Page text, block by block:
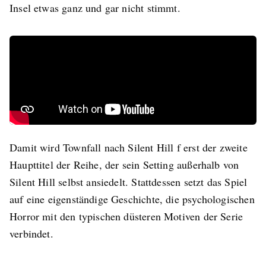
Insel etwas ganz und gar nicht stimmt.
Damit wird Townfall nach Silent Hill f erst der zweite
Haupttitel der Reihe, der sein Setting außerhalb von
Silent Hill selbst ansiedelt. Stattdessen setzt das Spiel
auf eine eigenständige Geschichte, die psychologischen
Horror mit den typischen düsteren Motiven der Serie
verbindet.